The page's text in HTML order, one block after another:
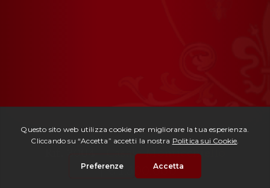
Casale Monticchiello
| € 1.500.000